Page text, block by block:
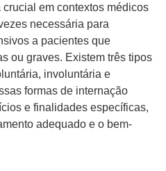
em contextos médicos
necessária para
a pacientes que
ou graves. Existem três tipos
involuntária e
formas de internação
e finalidades específicas,
adequado e o bem-